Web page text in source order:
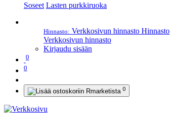
Soseet Lasten purkkiruoka
Hinnasto: Verkkosivun hinnasto Hinnasto
Verkkosivun hinnasto
Kirjaudu sisään
0
0
0